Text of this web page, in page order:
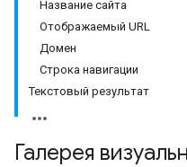
Название сайта
Отображаемый URL
Домен
Строка навигации
Текстовый результат
Галерея